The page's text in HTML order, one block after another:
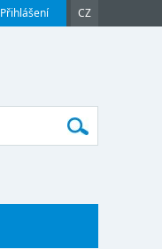
Přihlášení CZ